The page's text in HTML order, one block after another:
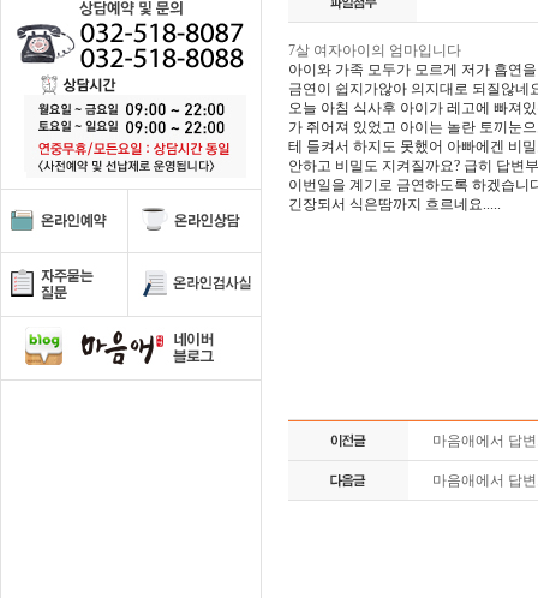
7살 여자아이의 엄마입니다
아이와 가족 모두가 모르게 저가 흡연
금연이 쉽지가않아 의지대로 되질않네
오늘 아침 식사후 아이가 레고에 빠져
가 쥐어져 있었고 아이는 놀란 토끼눈
테 들켜서 하지도 못했어 아빠에겐 비
안하고 비밀도 지켜질까요? 급히 답변
이번일을 계기로 금연하도록 하겠습니
긴장되서 식은땀까지 흐르네요.....
마음애에서 답
마음애에서 답